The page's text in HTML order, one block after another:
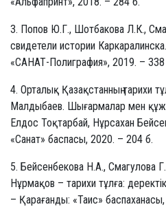
3. Попов Ю.Г., Шотбакова Л.К.,
свидетели истории
«САНАТ-Полиграфия», 2019. – 338
4. Орталық Қазақстанның тарихи
Малдыбаев. Шығармалар мен
Елдос Тоқтарбай, Нұрсахан
«Санат» баспасы, 2020. – 204 б.
5. Бейсенбекова Н.А., Смагулова
Нұрмақов – тарихи тұлға:
– Қарағанды: «Таис»